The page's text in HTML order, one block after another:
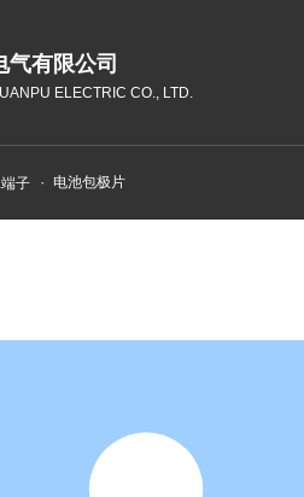
气有限公司
ELECTRIC CO., LTD.
子 电池包极片